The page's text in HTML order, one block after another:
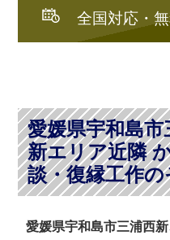
全国対応・
愛媛県宇和島
新エリア近隣
談・復縁工作
愛媛県宇和島市三浦西